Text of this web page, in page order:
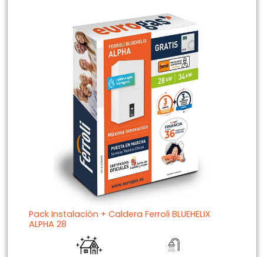
Pack Instalación + Caldera Ferroli BLUEHELIX
ALPHA 28